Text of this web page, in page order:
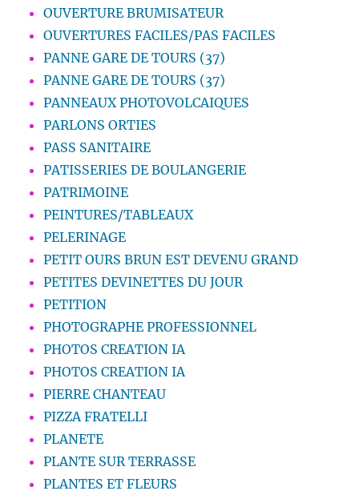
OUVERTURE BRUMISATEUR
OUVERTURES FACILES/PAS FACILES
PANNE GARE DE TOURS (37)
PANNE GARE DE TOURS (37)
PANNEAUX PHOTOVOLCAIQUES
PARLONS ORTIES
PASS SANITAIRE
PATISSERIES DE BOULANGERIE
PATRIMOINE
PEINTURES/TABLEAUX
PELERINAGE
PETIT OURS BRUN EST DEVENU GRAND
PETITES DEVINETTES DU JOUR
PETITION
PHOTOGRAPHE PROFESSIONNEL
PHOTOS CREATION IA
PHOTOS CREATION IA
PIERRE CHANTEAU
PIZZA FRATELLI
PLANETE
PLANTE SUR TERRASSE
PLANTES ET FLEURS